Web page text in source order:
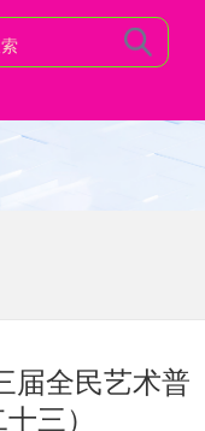
届全民艺术普
三）